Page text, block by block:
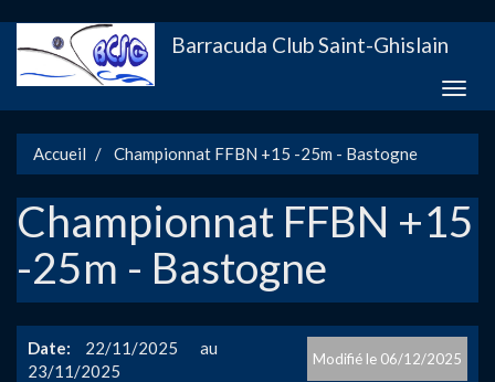
au
contenu
Barracuda Club Saint-Ghislain
Toggle
Accueil Championnat FFBN +15 -25m - Bastogne
Championnat FFBN +15
-25m - Bastogne
06/12/2025
Date
22/11/2025
23/11/2025